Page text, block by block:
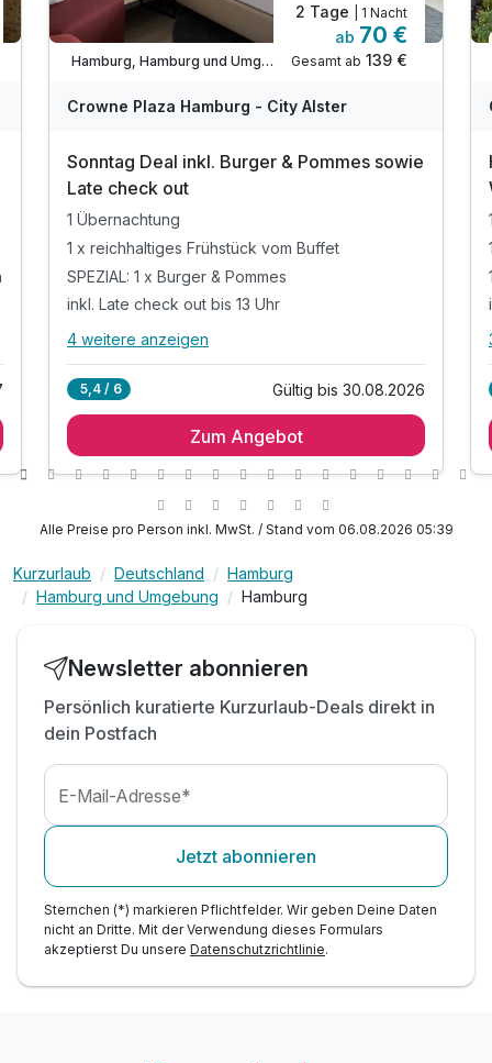
WAR
202
Hamburg, Hamburg und Umgebung
2 Tage | 1 Nacht
ab 70 €
Gesamt ab 139 €
Crowne Plaza Hamburg - City Alster
Sonntag Deal inkl. Burger & Pommes sowie
Late check out
1 Übernachtung
1 x reichhaltiges Frühstück vom Buffet
SPEZIAL: 1 x Burger & Pommes
inkl. Late check out bis 13 Uhr
Alle Inklusivleistungen
1 x reichhaltiges Frühstück vom Buffet
SPEZIAL: 1 x Burger & Pommes
1 x Flasche Wasser zur Begrüßung auf dem
inkl. Tee- und Kaffee Zubereiter auf dem Zimmer
inkl. Nutzung des Fitnessbereiches
4 weitere anzeigen
5,4 / 6 Gültig bis 30.08.2026
Zum Angebot
Alle Preise pro Person inkl. MwSt. / Stand vom 06.08.2026 05:39
Kurzurlaub Deutschland
Hamburg
Hamburg und Umgebung
Hamburg
Newsletter abonnieren
Persönlich kuratierte Kurzurlaub-Deals direkt in
dein Postfach
E-Mail-Adresse*
Jetzt abonnieren
Sternchen (*) markieren Pflichtfelder. Wir geben Deine Daten
nicht an Dritte. Mit der Verwendung dieses Formulars
akzeptierst Du unsere Datenschutzrichtlinie.